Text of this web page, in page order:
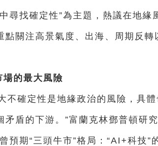
尋找確定性”為主題，熱議在地緣
點關注高景氣度、出海、周期反轉
場的最大風險
不確定性是地緣政治的風險，具
盾的下游。”富蘭克林鄧普頓研
預期“三頭牛市”格局：“AI+科技”